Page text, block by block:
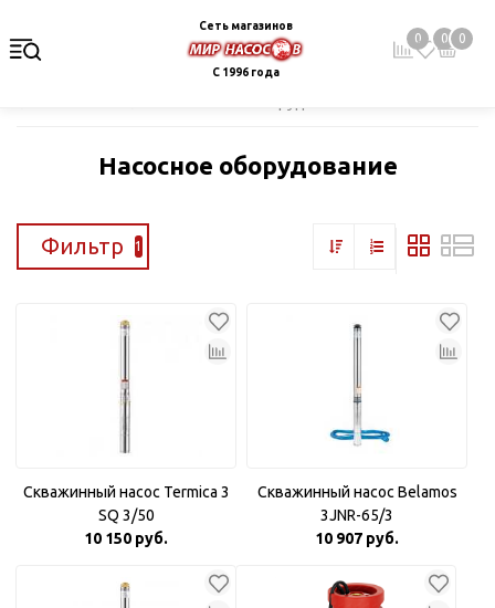
Сеть магазинов
С 1996 года
0 0 0
Насосное оборудование
Фильтр 1
Скважинный насос Termica 3
SQ 3/50
10 150 руб.
Скважинный насос Belamos
3JNR-65/3
10 907 руб.